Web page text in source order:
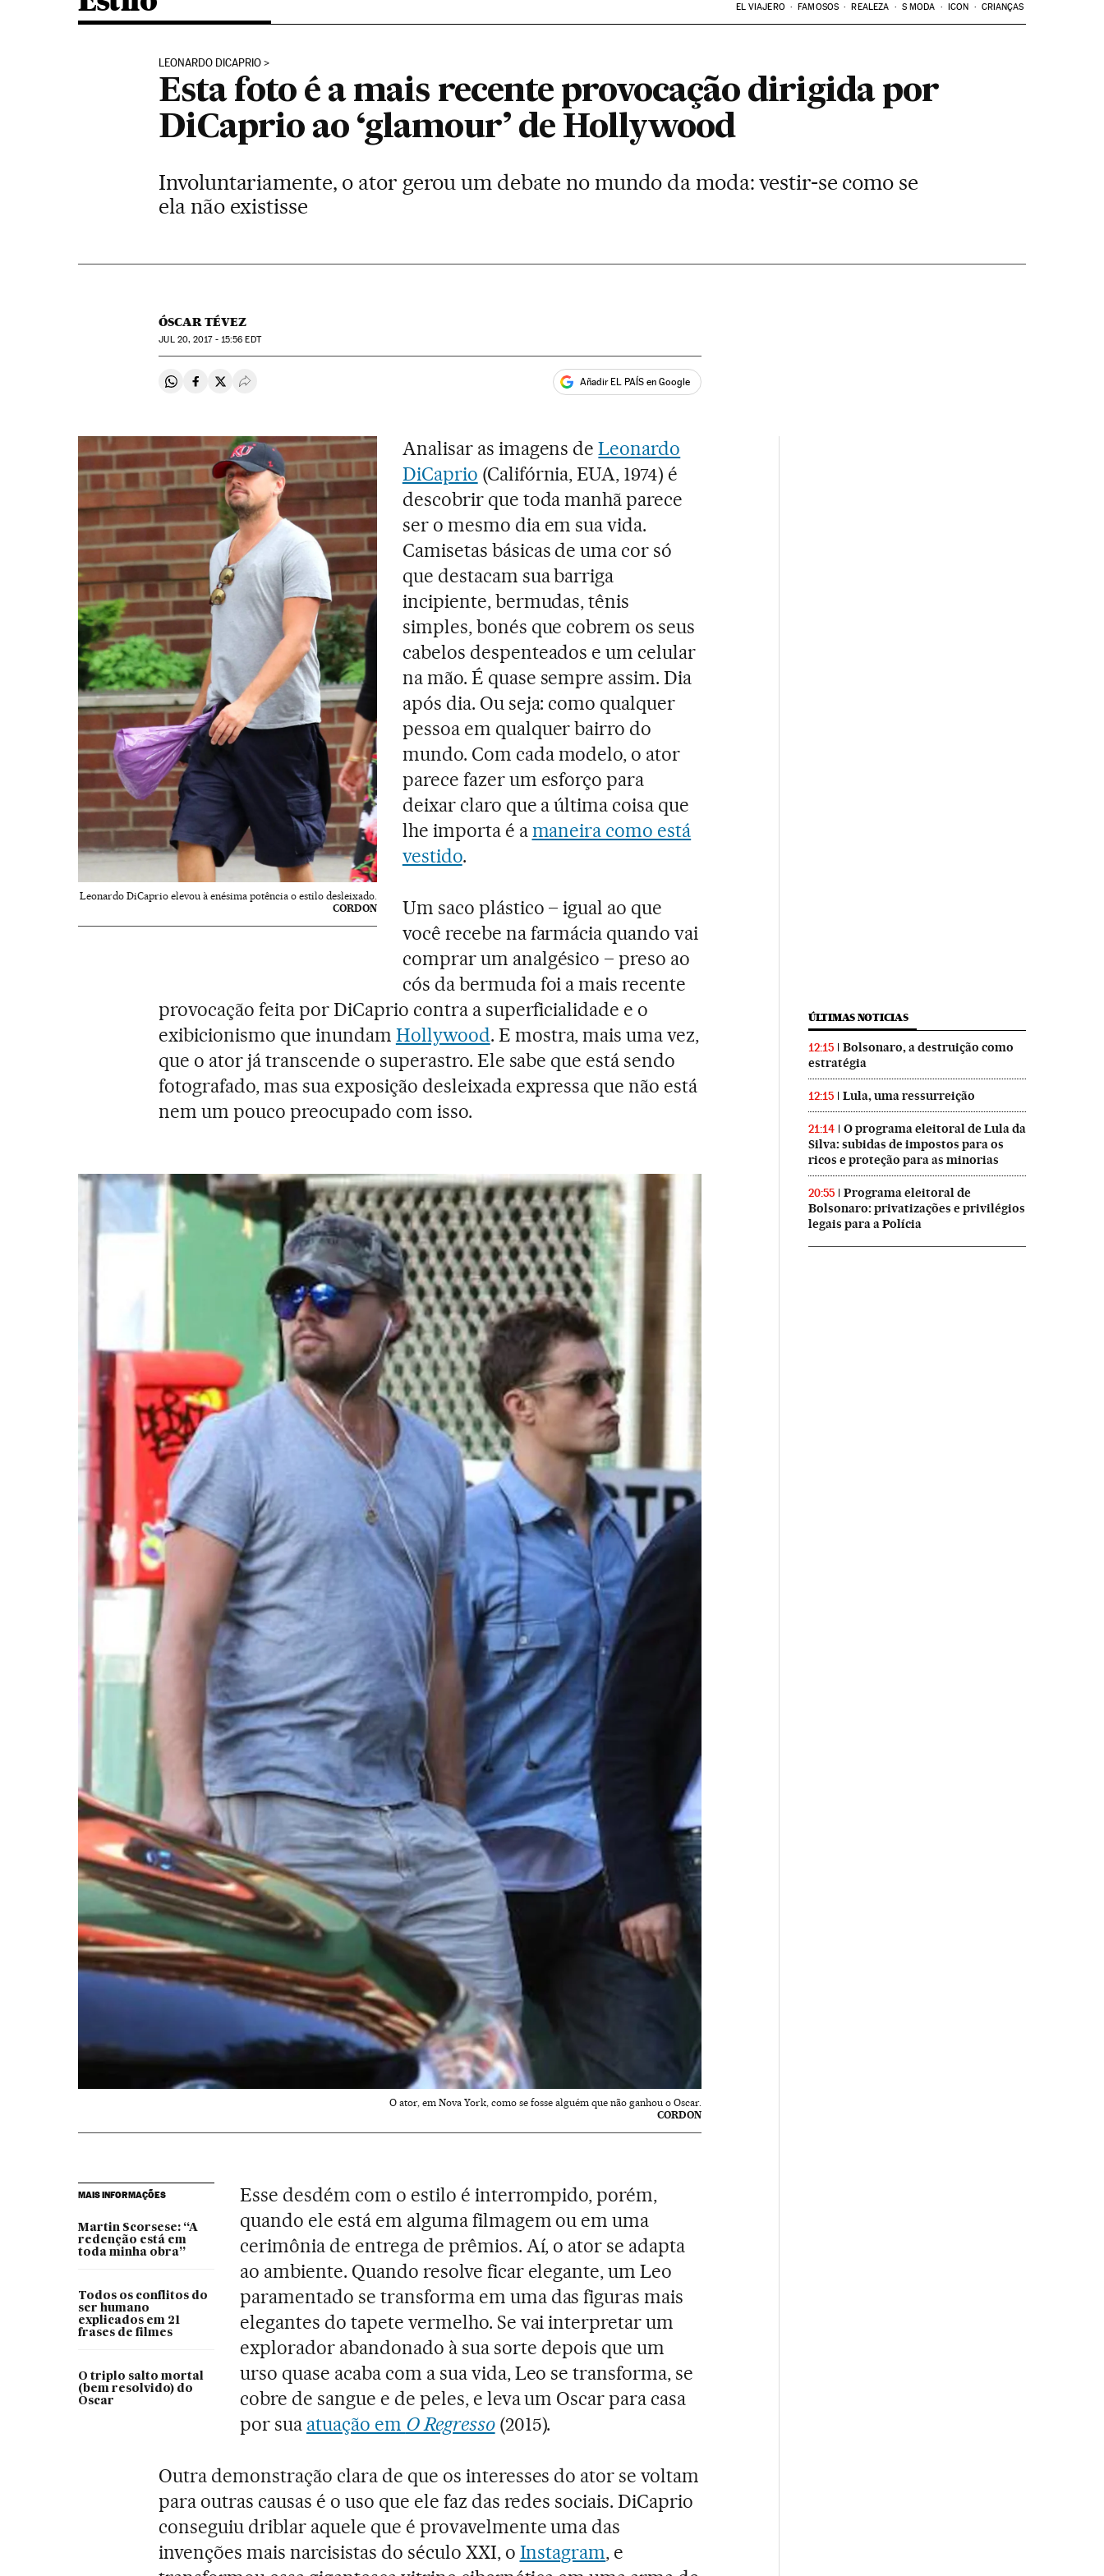
EL VIAJERO FAMOSOS REALEZA S MODA ICON CRIANÇAS
LEONARDO DICAPRIO
Esta foto é a mais recente provocação dirigida por
DiCaprio ao ‘glamour’ de Hollywood
Involuntariamente, o ator gerou um debate no mundo da moda: vestir-se como se
ela não existisse
ÓSCAR TÉVEZ
JUL20, 2017 - 15:56 EDT
Compartir en Whatsapp
Compartir en Facebook
Compartir en Twitter
Desplegar Redes Sociales Añadir EL PAÍS en Google
Leonardo DiCaprio elevou à enésima potência o estilo desleixado.
CORDON
Analisar as imagens deLeonardo
DiCaprio (Califórnia, EUA, 1974) é
descobrir que toda manhã parece
ser o mesmo dia em sua vida.
Camisetas básicas de uma cor só
que destacam sua barriga
incipiente, bermudas, tênis
simples, bonés que cobrem os seus
cabelos despenteados e um celular
na mão. É quase sempre assim. Dia
após dia. Ou seja: como qualquer
pessoa em qualquer bairro do
mundo. Com cada modelo, o ator
parece fazer um esforço para
deixar claro que a última coisa que
lhe importa é amaneira como está
vestido.
Um saco plástico – igual ao que
você recebe na farmácia quando vai
comprar um analgésico – preso ao
cós da bermuda foi a mais recente
provocação feita por DiCaprio contra a superficialidade e o
exibicionismo que inundam Hollywood. E mostra, mais uma vez,
que o ator já transcende o superastro. Ele sabe que está sendo
fotografado, mas sua exposição desleixada expressa que não está
nem um pouco preocupado com isso.
O ator, em Nova York, como se fosse alguém que não ganhou o Oscar.
CORDON
MAIS INFORMAÇÕES
Martin Scorsese: “A
redenção está em
toda minha obra”
Todos os conflitos do
ser humano
explicados em 21
frases de filmes
O triplo salto mortal
(bem resolvido) do
Oscar
Esse desdém com o estilo é interrompido, porém,
quando ele está em alguma filmagem ou em uma
cerimônia de entrega de prêmios. Aí, o ator se adapta
ao ambiente. Quando resolve ficar elegante, um Leo
paramentado se transforma em uma das figuras mais
elegantes do tapete vermelho. Se vai interpretar um
explorador abandonado à sua sorte depois que um
urso quase acaba com a sua vida, Leo se transforma, se
cobre de sangue e de peles, e leva um Oscar para casa
por sua atuação em O Regresso(2015).
Outra demonstração clara de que os interesses do ator se voltam
para outras causas é o uso que ele faz das redes sociais. DiCaprio
conseguiu driblar aquele que é provavelmente uma das
invenções mais narcisistas do século XXI, o Instagram, e
ÚLTIMAS NOTICIAS
12:15
Bolsonaro, a destruição como
estratégia
12:15 Lula, uma ressurreição
21:14
O programa eleitoral de Lula da
Silva: subidas de impostos para os
ricos e proteção para as minorias
20:55
Programa eleitoral de
Bolsonaro: privatizações e privilégios
legais para a Polícia